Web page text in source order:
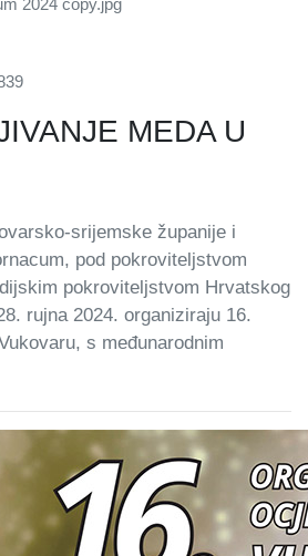
MEDA U
srijemske županije i
pod pokroviteljstvom
pokroviteljstvom Hrvatskog
rujna 2024. organiziraju 16.
s međunarodnim